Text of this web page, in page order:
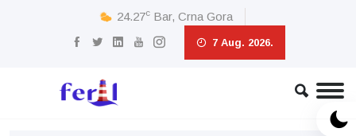
24.27c Bar, Crna Gora
7 Aug. 2026.